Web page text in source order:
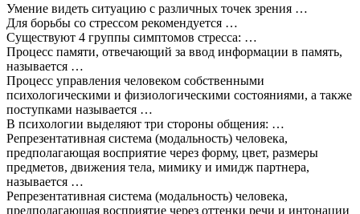
Умение видеть ситуацию с различных точек зрения …
Для борьбы со стрессом рекомендуется …
Существуют 4 группы симптомов стресса: …
Процесс памяти, отвечающий за ввод информации в память,
называется …
Процесс управления человеком собственными
психологическими и физиологическими состояниями, а также
поступками называется …
В психологии выделяют три стороны общения: …
Репрезентативная система (модальность) человека,
предполагающая восприятие через форму, цвет, размеры
предметов, движения тела, мимику и имидж партнера,
называется …
Репрезентативная система (модальность) человека,
предполагающая восприятие через оттенки речи и интонации